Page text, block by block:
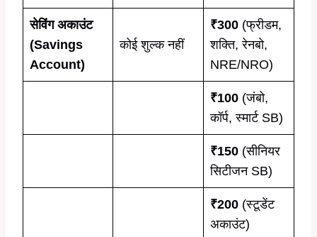
सेविंग अकाउंट
(Savings
Account)
कोई शुल्क नहीं
₹300 (फ्रीडम,
शक्ति, रेनबो,
NRE/NRO)
₹100 (जंबो,
कॉर्प, स्मार्ट SB)
₹150 (सीनियर
सिटीजन SB)
₹200 (स्टूडेंट
अकाउंट)